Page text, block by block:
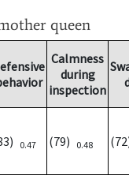
queen
Calmness
during
inspection
0.47 (79) 0.48